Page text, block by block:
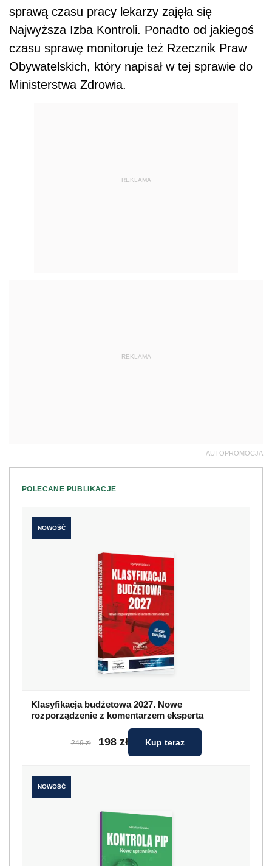
sprawą czasu pracy lekarzy zajęła się
Najwyższa Izba Kontroli. Ponadto od jakiegoś
czasu sprawę monitoruje też Rzecznik Praw
Obywatelskich, który napisał w tej sprawie do
Ministerstwa Zdrowia.
REKLAMA
REKLAMA
AUTOPROMOCJA
POLECANE PUBLIKACJE
NOWOŚĆ
Klasyfikacja budżetowa 2027. Nowe
rozporządzenie z komentarzem eksperta
249 zł 198 zł Kup teraz
NOWOŚĆ